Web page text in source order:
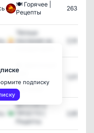
🍽️ Горячее |
Рецепты
263
Тёплые
послания на
дом -
Комнатные
растения
ВКУСНО и
Рецепты
2,608
подписку